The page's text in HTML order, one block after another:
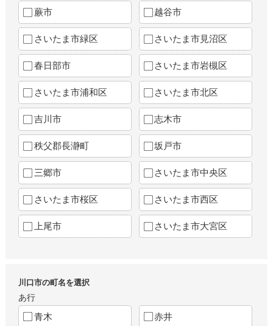
蕨市 越谷市
さいたま市緑区 さいたま市見沼区
春日部市 さいたま市岩槻区
さいたま市浦和区 さいたま市北区
吉川市 志木市
秩父郡長瀞町 坂戸市
三郷市 さいたま市中央区
さいたま市桜区 さいたま市西区
上尾市 さいたま市大宮区
川口市の町名を選択
あ行
青木 赤井